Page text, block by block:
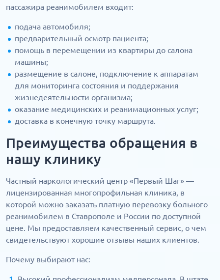
пассажира реанимобилем входит:
подача автомобиля;
предварительный осмотр пациента;
помощь в перемещении из квартиры до салона
машины;
размещение в салоне, подключение к аппаратам
для мониторинга состояния и поддержания
жизнедеятельности организма;
оказание медицинских и реанимационных услуг;
доставка в конечную точку маршрута.
Преимущества обращения в
нашу клинику
Частный наркологический центр «Первый Шаг» —
лицензированная многопрофильная клиника, в
которой можно заказать платную перевозку больного
реанимобилем в Ставрополе и России по доступной
цене. Мы предоставляем качественный сервис, о чем
свидетельствуют хорошие отзывы наших клиентов.
Почему выбирают нас: